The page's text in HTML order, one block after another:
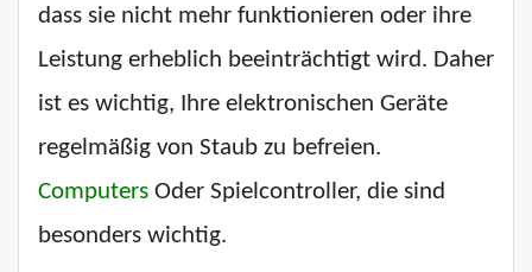
dass sie nicht mehr funktionieren oder ihre
Leistung erheblich beeinträchtigt wird. Daher
ist es wichtig, Ihre elektronischen Geräte
regelmäßig von Staub zu befreien.
Computers Oder Spielcontroller, die sind
besonders wichtig.